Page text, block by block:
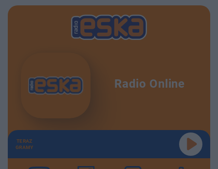
Radio Online
TERAZ
GRAMY